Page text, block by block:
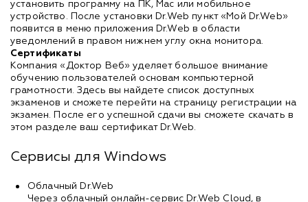
установить программу на ПК, Mac или мобильное
устройство. После установки Dr.Web пункт «Мой Dr.Web»
появится в меню приложения Dr.Web в области
уведомлений в правом нижнем углу окна монитора.
Сертификаты
Компания «Доктор Веб» уделяет большое внимание
обучению пользователей основам компьютерной
грамотности. Здесь вы найдете список доступных
экзаменов и сможете перейти на страницу регистрации на
экзамен. После его успешной сдачи вы сможете скачать в
этом разделе ваш сертификат Dr.Web.
Сервисы для Windows
Облачный Dr.Web
Через облачный онлайн-сервис Dr.Web Cloud, в